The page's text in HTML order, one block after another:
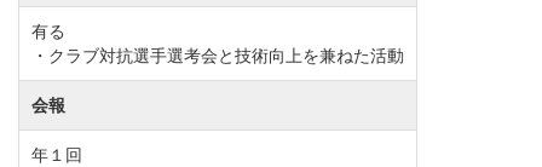
有る
・クラブ対抗選手選考会と技術向上を兼ねた活動
会報
年１回